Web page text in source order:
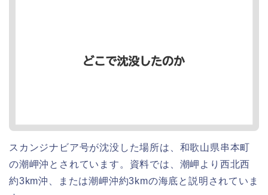
スカンジナビア号が沈没した場所は、和歌山県串本町
の潮岬沖とされています。資料では、潮岬より西北西
約3km沖、または潮岬沖約3kmの海底と説明されていま